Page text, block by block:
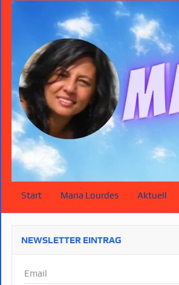
Start Maria Lourdes Aktuell
NEWSLETTER EINTRAG
Email